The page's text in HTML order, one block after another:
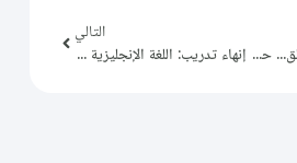
الشر الوظيفي شر مطلق… حزب الله والفاعل الديني الشيعي!
التالي
إنهاء تدريب: اللغة الإنجليزية المستوى 2 (2).